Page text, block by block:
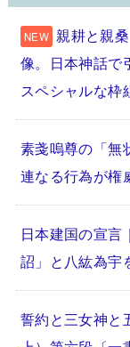
親耕と親
像。日本神話で
スペシャルな枠
素戔嗚尊の「無
連なる行為が権
日本建国の宣言
詔」と八紘為宇
誓約と三女神と